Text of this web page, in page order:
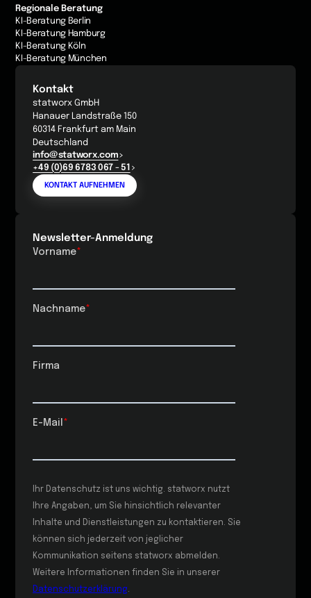
Regionale Beratung
KI-Beratung Berlin
KI-Beratung Hamburg
KI-Beratung Köln
KI-Beratung München
Kontakt
statworx GmbH
Hanauer Landstraße 150
60314 Frankfurt am Main
Deutschland
info@statworx.com
+49 (0)69 6783 067 - 51
KONTAKT AUFNEHMEN
Newsletter-Anmeldung